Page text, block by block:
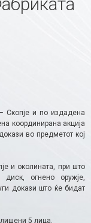
Скопје и по издадена
координирана акција
во предметот кој
и околината, при што
огнено оружје,
докази што ќе бидат
5 лица.